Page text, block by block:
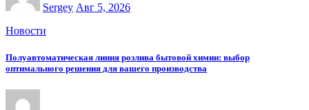
Sergey Авг 5, 2026
Новости
Полуавтоматическая линия розлива бытовой химии: выбор
оптимального решения для вашего производства